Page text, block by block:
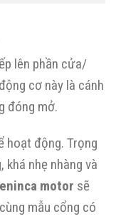
lên phần cửa/
cơ này là cánh
đóng mở.
hoạt động. Trọng
nhẹ nhàng và
motor sẽ
mẫu cổng có